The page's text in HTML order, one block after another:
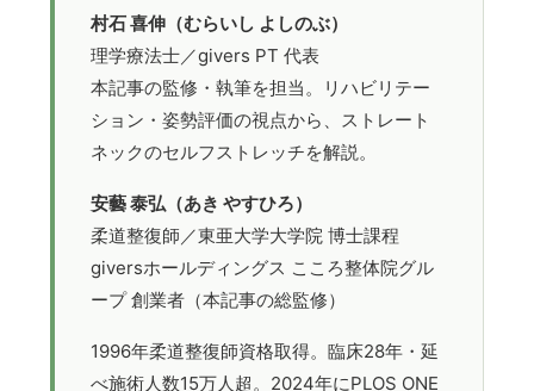
村石 喜伸（むらいし よしのぶ）
理学療法士／givers PT 代表
本記事の監修・執筆を担当。リハビリテー
ション・姿勢評価の視点から、ストレート
ネックのセルフストレッチを解説。
安藝 泰弘（あき やすひろ）
柔道整復師／東亜大学大学院 博士課程
giversホールディングス こころ整体院グル
ープ 創業者（本記事の総監修）
1996年柔道整復師資格取得。臨床28年・延
べ施術人数15万人超。2024年にPLOS ONE